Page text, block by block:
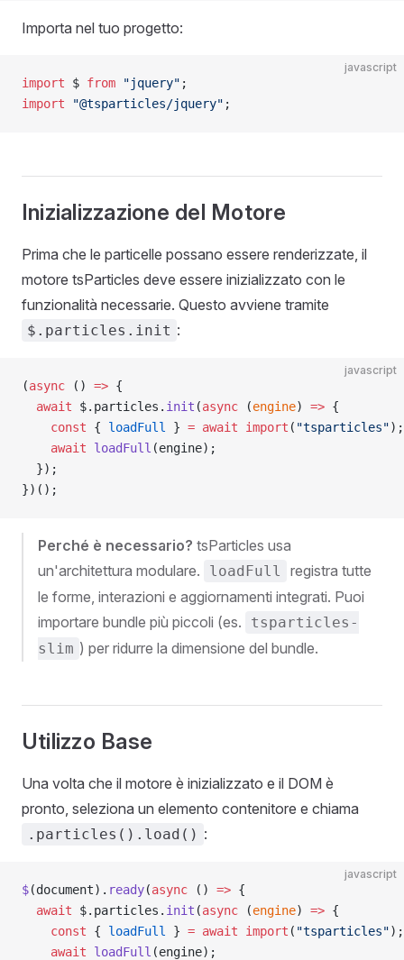
Importa nel tuo progetto:
javascript
import $ from "jquery" ;
import "@tsparticles/jquery" ;
Inizializzazione del Motore
Prima che le particelle possano essere renderizzate, il
motore tsParticles deve essere inizializzato con le
funzionalità necessarie. Questo avviene tramite
$.particles.init :
javascript
(async () => {
  await
$.particles. init (async (engine) => {
    const
{ loadFull } = await import ( "tsparticles");
    await
loadFull (engine);
  });
})();
Perché è necessario? tsParticles usa
un'architettura modulare.
loadFull
registra tutte
le forme, interazioni e aggiornamenti integrati. Puoi
importare bundle più piccoli (es.
tsparticles-
slim ) per ridurre la dimensione del bundle.
Utilizzo Base
Una volta che il motore è inizializzato e il DOM è
pronto, seleziona un elemento contenitore e chiama
.particles().load() :
javascript
$(document). ready(async () => {
  await
$.particles. init (async (engine) => {
    const
{ loadFull } = await import ( "tsparticles");
    await
loadFull (engine);